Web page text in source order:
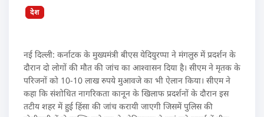
देश
नई दिल्ली: कर्नाटक के मुख्यमंत्री बीएस येदियुरप्पा ने मंगलुरु में प्रदर्शन के
दौरान दो लोगों की मौत की जांच का आश्वासन दिया है। सीएम ने मृतक के
परिजनों को 10-10 लाख रुपये मुआवजे का भी ऐलान किया। सीएम ने
कहा कि संशोधित नागरिकता कानून के खिलाफ प्रदर्शनों के दौरान इस
तटीय शहर में हुई हिंसा की जांच करायी जाएगी जिसमें पुलिस की